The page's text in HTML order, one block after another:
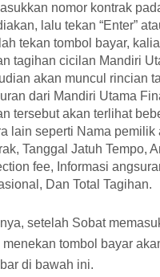
nomor kontrak
lalu tekan “Enter”
tekan tombol bayar,
tagihan cicilan Mandiri
akan muncul rincian
dari Mandiri Utama
tersebut akan terlihat
lain seperti Nama pemilik
Tanggal Jatuh Tempo,
fee, Informasi
Dan Total Tagihan.
setelah Sobat
menekan tombol bayar
di bawah ini.